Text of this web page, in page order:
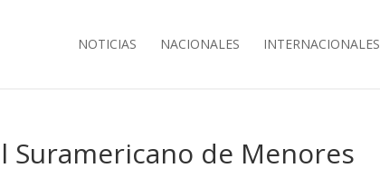
NOTICIAS NACIONALES INTERNACIONALES
Suramericano de Menores